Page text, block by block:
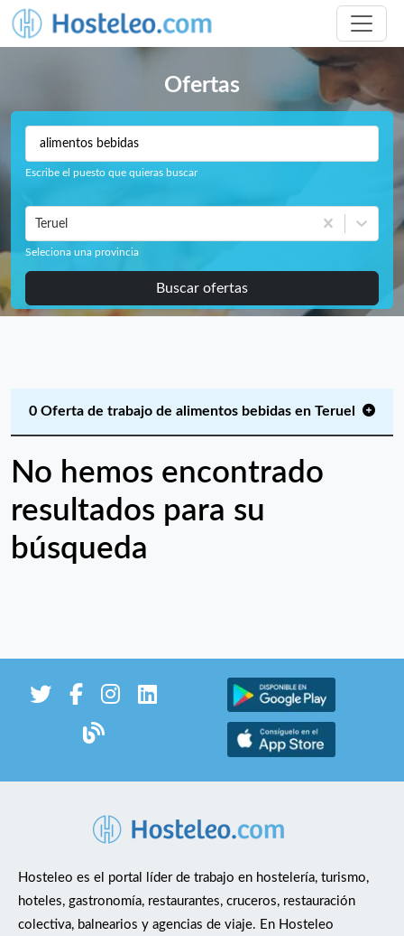
Ofertas
Escribe el puesto que quieras buscar
Teruel
Seleciona una provincia
Buscar ofertas
0 Oferta de trabajo de alimentos bebidas en Teruel
No hemos encontrado
resultados para su
búsqueda
Hosteleo es el portal líder de trabajo en hostelería, turismo,
hoteles, gastronomía, restaurantes, cruceros, restauración
colectiva, balnearios y agencias de viaje. En Hosteleo